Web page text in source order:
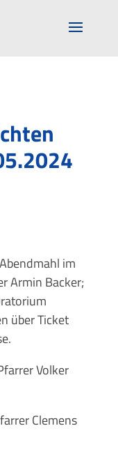
im
Armin Backer;
über Ticket
Volker
Clemens